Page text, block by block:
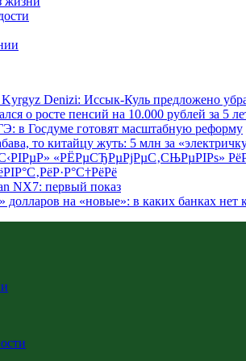
Denizi: Иссык-Куль предложено
о росте пенсий на 10.000 рублей за 5
в Госдуме готовят масштабную реформу
то китайцу жуть: 5 млн за
«РЁРµСЂРµРјРµС‚СЊРµРІРѕ»
NX7: первый показ
долларов на «новые»: в каких банках нет